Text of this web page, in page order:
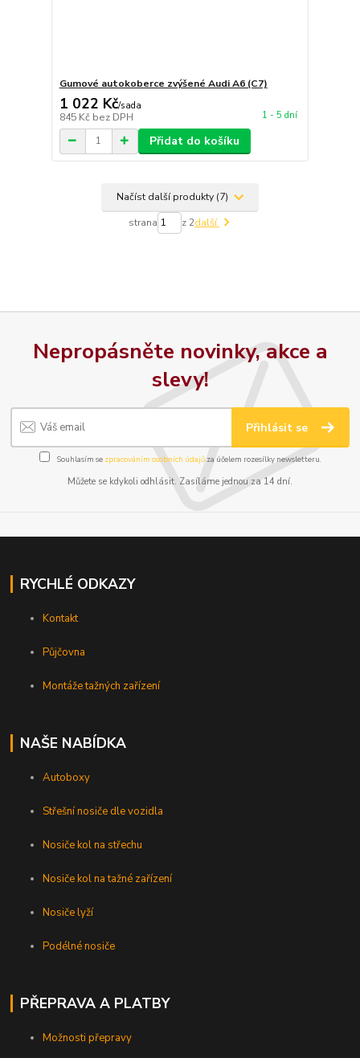
Gumové autokoberce zvýšené Audi A6 (C7)
1 022 Kč/sada
845 Kč bez DPH 1 - 5 dní
Přidat do košíku
Načíst další produkty (7)
strana z 2další
Nepropásněte novinky, akce a
slevy!
Přihlásit se
Souhlasím se zpracováním osobních údajůza účelem rozesílky newsletteru.
Můžete se kdykoli odhlásit. Zasíláme jednou za 14 dní.
RYCHLÉ ODKAZY
Kontakt
Půjčovna
Montáže tažných zařízení
NAŠE NABÍDKA
Autoboxy
Střešní nosiče dle vozidla
Nosiče kol na střechu
Nosiče kol na tažné zařízení
Nosiče lyží
Podélné nosiče
PŘEPRAVA A PLATBY
Možnosti přepravy